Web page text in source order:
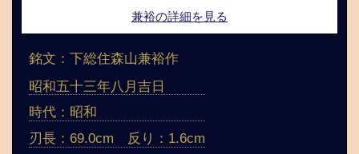
兼裕の詳細を見る
銘文：下総住森山兼裕作
昭和五十三年八月吉日
時代：昭和
刃長：69.0cm 反り：1.6cm